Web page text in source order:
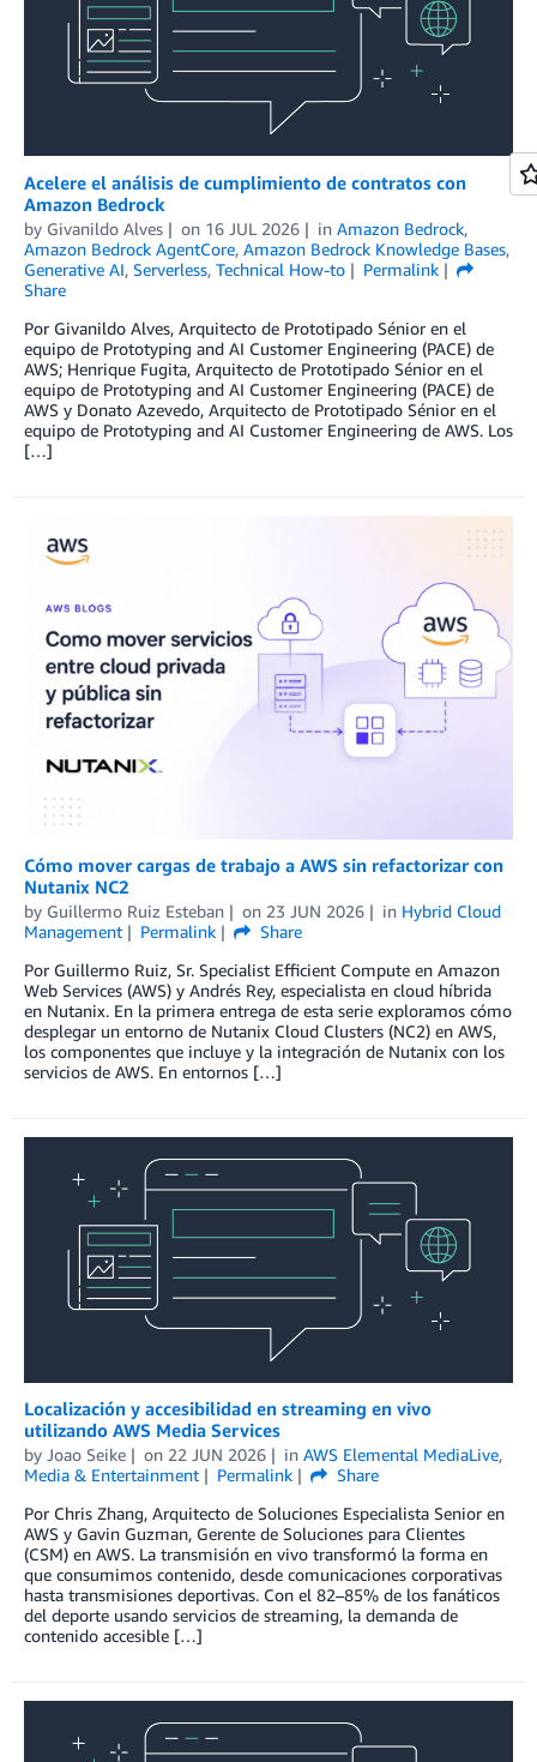
Acelere el análisis de cumplimiento de contratos con
Amazon Bedrock
by Givanildo Alves on 16 JUL 2026 in Amazon Bedrock,
Amazon Bedrock AgentCore, Amazon Bedrock Knowledge Bases,
Generative AI, Serverless, Technical How-to
Permalink
Share
Por Givanildo Alves, Arquitecto de Prototipado Sénior en el
equipo de Prototyping and AI Customer Engineering (PACE) de
AWS; Henrique Fugita, Arquitecto de Prototipado Sénior en el
equipo de Prototyping and AI Customer Engineering (PACE) de
AWS y Donato Azevedo, Arquitecto de Prototipado Sénior en el
equipo de Prototyping and AI Customer Engineering de AWS. Los
[…]
Cómo mover cargas de trabajo a AWS sin refactorizar con
Nutanix NC2
by Guillermo Ruiz Esteban on 23 JUN 2026 in Hybrid Cloud
Management
Permalink
Share
Por Guillermo Ruiz, Sr. Specialist Efficient Compute en Amazon
Web Services (AWS) y Andrés Rey, especialista en cloud híbrida
en Nutanix. En la primera entrega de esta serie exploramos cómo
desplegar un entorno de Nutanix Cloud Clusters (NC2) en AWS,
los componentes que incluye y la integración de Nutanix con los
servicios de AWS. En entornos […]
Localización y accesibilidad en streaming en vivo
utilizando AWS Media Services
by Joao Seike on 22 JUN 2026 in AWS Elemental MediaLive,
Media & Entertainment
Permalink
Share
Por Chris Zhang, Arquitecto de Soluciones Especialista Senior en
AWS y Gavin Guzman, Gerente de Soluciones para Clientes
(CSM) en AWS. La transmisión en vivo transformó la forma en
que consumimos contenido, desde comunicaciones corporativas
hasta transmisiones deportivas. Con el 82–85% de los fanáticos
del deporte usando servicios de streaming, la demanda de
contenido accesible […]